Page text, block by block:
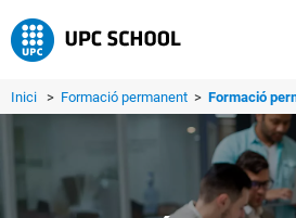
Inici > Formació permanent > Formació